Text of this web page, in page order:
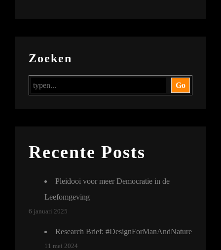
Zoeken
Go
Recente Posts
Pleidooi voor meer Democratie in de
Leefomgeving
6 januari 2025
Research Brief: #DesignForManAndNature
11 mei 2024